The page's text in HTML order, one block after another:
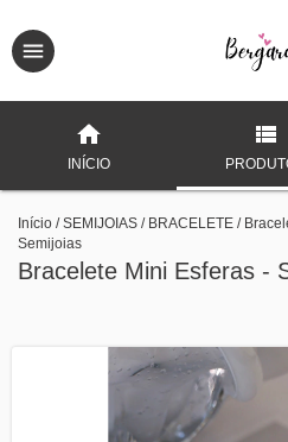
INÍCIO
Início / SEMIJOIAS / BRACELETE /
Semijoias
Bracelete Mini Esferas -